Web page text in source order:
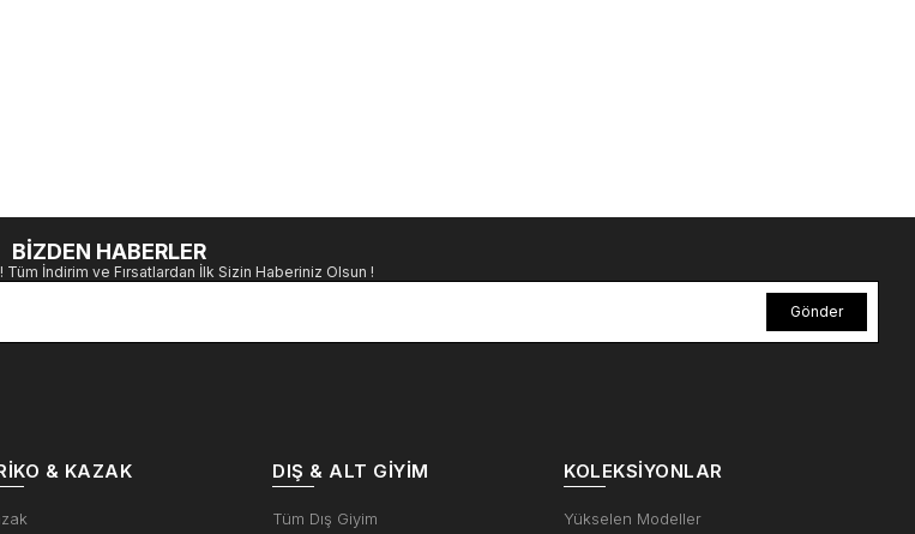
BİZDEN HABERLER
İndirim ve Fırsatlardan İlk Sizin Haberiniz Olsun !
Gönder
& KAZAK DIŞ & ALT GIYIM
Tüm Dış Giyim
KOLEKSIYONLAR
Yükselen Modeller